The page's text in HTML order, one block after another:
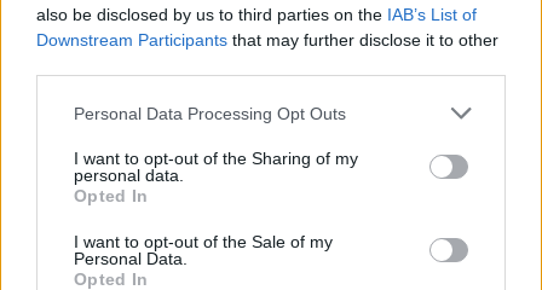
also be disclosed by us to third parties on the IAB’s List of
Downstream Participants that may further disclose it to other
Please note that this website/app uses one or more Google
not limited to your visit or usage behaviour. You may click to
grant or deny consent to Google and its third-party tags to
use your data for below specified purposes in below Google
consent section.
Personal Data Processing Opt Outs
I want to opt-out of the Sharing of my
personal data.
Opted In
I want to opt-out of the Sale of my
Personal Data.
Opted In
Az úttörő
magyar nyelvésznő, akinek munkájáról
valószínűleg most olvasol először
13:01
6 apró, de hatásos módszer, ami megvéd a